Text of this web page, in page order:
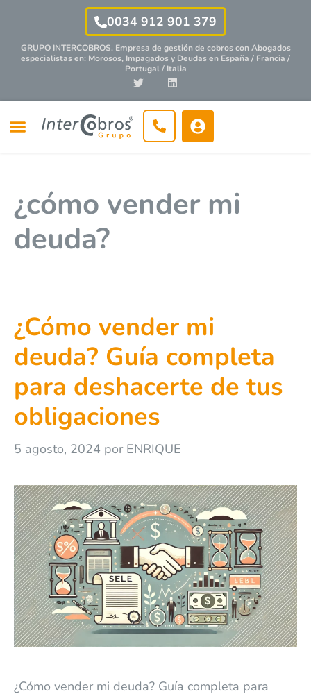
0034 912 901 379
GRUPO INTERCOBROS. Empresa de gestión de cobros conAbogados
especialistasen: Morosos, Impagados y Deudas en España / Francia /
Portugal / Italia
¿cómo vender mi
deuda?
¿Cómo vender mi
deuda? Guía completa
para deshacerte de tus
obligaciones
5 agosto, 2024 por ENRIQUE
¿Cómo vender mi deuda? Guía completa para